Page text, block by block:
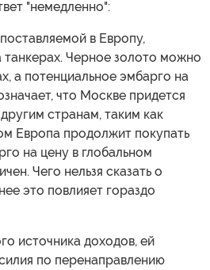
"немедленно":
в Европу,
Черное золото можно
а потенциальное эмбарго на
что Москве придется
странам, таким как
Европа продолжит покупать
на цену в глобальном
Чего нельзя сказать о
это повлияет гораздо
источника доходов, ей
по перенаправлению